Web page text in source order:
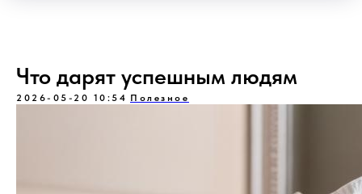
Что дарят успешным людям
2026-05-20 10:54 Полезное